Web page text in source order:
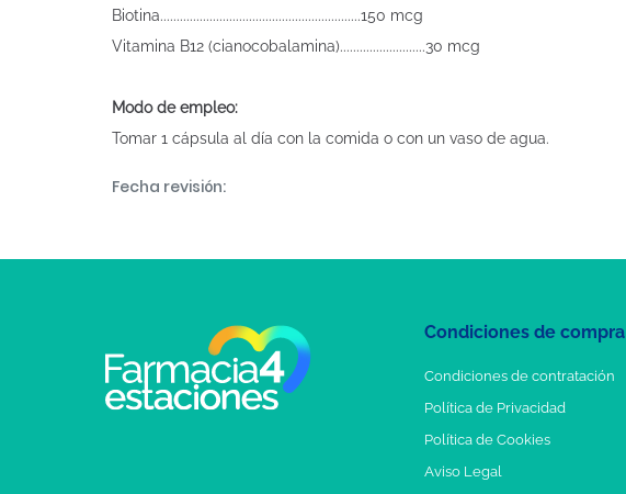
Biotina.............................................................150 mcg
Vitamina B12 (cianocobalamina)..........................30 mcg
Modo de empleo:
Tomar 1 cápsula al día con la comida o con un vaso de agua.
Fecha revisión:
Condiciones de compra
Condiciones de contratación
Política de Privacidad
Política de Cookies
Aviso Legal